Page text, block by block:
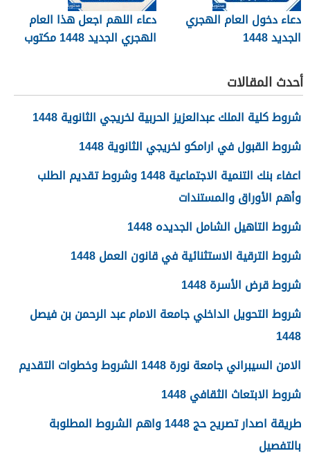
دعاء دخول العام الهجري
الجديد 1448
دعاء اللهم اجعل هذا العام
الهجري الجديد 1448 مكتوب
أحدث المقالات
شروط كلية الملك عبدالعزيز الحربية لخريجي الثانوية 1448
شروط القبول في ارامكو لخريجي الثانوية 1448
اعفاء بنك التنمية الاجتماعية 1448 وشروط تقديم الطلب
وأهم الأوراق والمستندات
شروط التاهيل الشامل الجديده 1448
شروط الترقية الاستثنائية في قانون العمل 1448
شروط قرض الأسرة 1448
شروط التحويل الداخلي جامعة الامام عبد الرحمن بن فيصل
1448
الامن السيبراني جامعة نورة 1448 الشروط وخطوات التقديم
شروط الابتعاث الثقافي 1448
طريقة اصدار تصريح حج 1448 واهم الشروط المطلوبة
بالتفصيل